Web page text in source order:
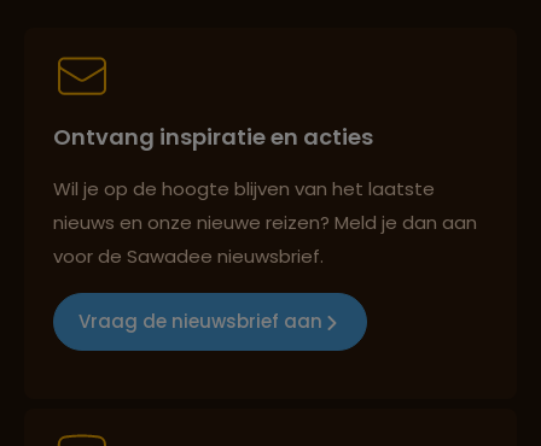
Best beoordeelde reisroutes
Groepsreizen mét indivuele vrijheid
Ontvang inspiratie en acties
Wil je op de hoogte blijven van het laatste
nieuws en onze nieuwe reizen? Meld je dan aan
voor de Sawadee nieuwsbrief.
Vraag de nieuwsbrief aan